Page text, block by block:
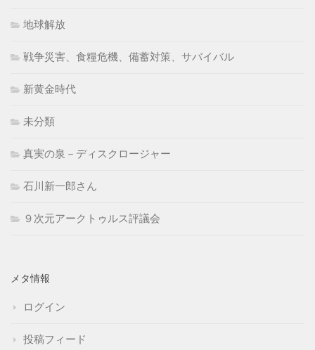
地球解放
戦争災害、食糧危機、備蓄対策、サバイバル
新黄金時代
未分類
真実の泉－ディスクロージャー
石川新一郎さん
９次元アークトゥルス評議会
メタ情報
ログイン
投稿フィード